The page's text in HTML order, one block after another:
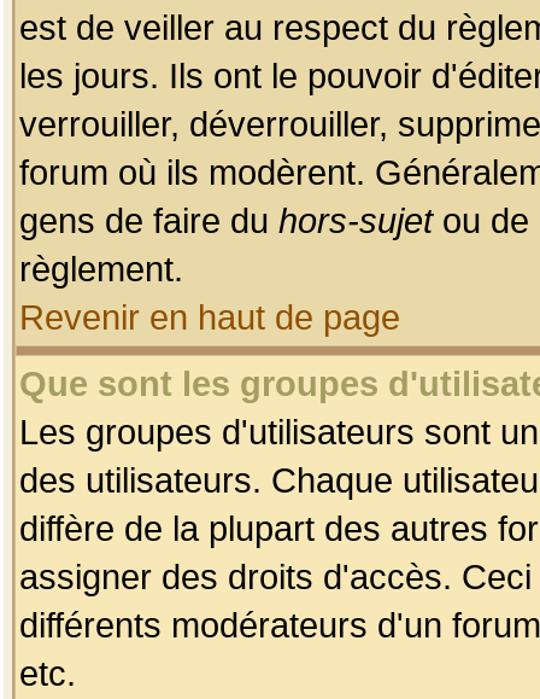
est de veiller au respect du
les jours. Ils ont le pouvoir
verrouiller, déverrouiller,
forum où ils modèrent.
gens de faire du hors-sujetou de
règlement.
Revenir en haut de page
Que sont les groupes
Les groupes d'utilisateurs sont
des utilisateurs. Chaque
diffère de la plupart des autres
assigner des droits d'accès.
différents modérateurs d'un
etc.